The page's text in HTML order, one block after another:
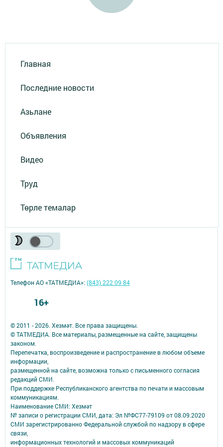
Главная
Последние новости
Азьлане
Объявления
Видео
Труд
Төрле темалар
© 2011 - 2026. Хезмәт. Все права защищены.
© ТАТМЕДИА. Все материалы, размещенные на сайте, защищены
законом.
Перепечатка, воспроизведение и распространение в любом объеме
информации,
размещенной на сайте, возможна только с письменного согласия
редакций СМИ.
При поддержке Республиканского агентства по печати и массовым
коммуникациям.
Наименование СМИ: Хезмәт
№ записи о регистрации СМИ, дата: Эл №ФС77-79109 от 08.09.2020
СМИ зарегистрированно Федеральной службой по надзору в сфере
связи,
информационных технологий и массовых коммуникаций
Телефон АО «ТАТМЕДИА»:(843) 222 09 84
16+